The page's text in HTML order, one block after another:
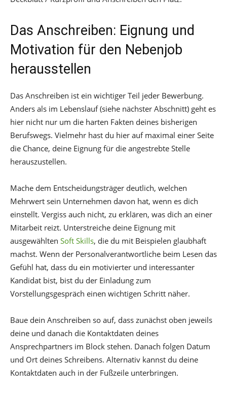
Das Anschreiben: Eignung und
Motivation für den Nebenjob
herausstellen
Das Anschreiben ist ein wichtiger Teil jeder Bewerbung.
Anders als im Lebenslauf (siehe nächster Abschnitt) geht es
hier nicht nur um die harten Fakten deines bisherigen
Berufswegs. Vielmehr hast du hier auf maximal einer Seite
die Chance, deine Eignung für die angestrebte Stelle
herauszustellen.
Mache dem Entscheidungsträger deutlich, welchen
Mehrwert sein Unternehmen davon hat, wenn es dich
einstellt. Vergiss auch nicht, zu erklären, was dich an einer
Mitarbeit reizt. Unterstreiche deine Eignung mit
ausgewählten Soft Skills, die du mit Beispielen glaubhaft
machst. Wenn der Personalverantwortliche beim Lesen das
Gefühl hat, dass du ein motivierter und interessanter
Kandidat bist, bist du der Einladung zum
Vorstellungsgespräch einen wichtigen Schritt näher.
Baue dein Anschreiben so auf, dass zunächst oben jeweils
deine und danach die Kontaktdaten deines
Ansprechpartners im Block stehen. Danach folgen Datum
und Ort deines Schreibens. Alternativ kannst du deine
Kontaktdaten auch in der Fußzeile unterbringen.